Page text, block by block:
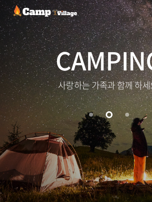
사랑하는 가족과 함께 하